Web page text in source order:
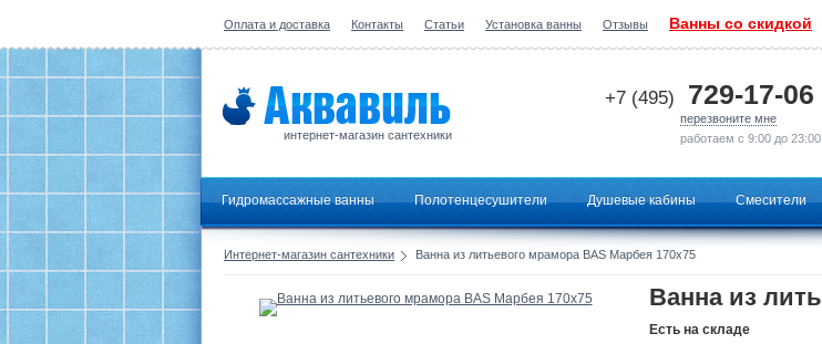
Оплата и доставка Контакты Статьи Установка ванны Отзывы Ванны со скидкой
интернет-магазин сантехники
+7 (495) 729-17-06
перезвоните мне
работаем с 9:00 до 23:00
Гидромассажные ванны Полотенцесушители Душевые кабины Смесители
Интернет-магазин сантехники Ванна из литьевого мрамора BAS Марбея 170х75
Ванна из
Есть на складе